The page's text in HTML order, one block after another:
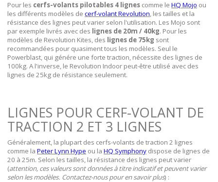
Pour les cerfs-volants pilotables 4 lignes comme le HQ Mojo ou
les différents modèles de cerf-volant Revolution, les tailles et la
résistance des lignes peut varier selon l'utilisation. Les Mojo sont
par exemple livrés avec des lignes de 20m / 40kg. Pour les
modèles de Revolution Kites, des lignes de 75kg sont
recommandées pour quasiment tous les modèles. Seul le
Powerblast, qui génére une forte traction, nécessite des lignes de
100kg. A l'inverse, le Revolution Indoor peut-être utilisé avec des
lignes de 25kg de résistance seulement.
LIGNES POUR CERF-VOLANT DE
TRACTION 2 ET 3 LIGNES
Généralement, la plupart des cerfs-volants de traction 2 lignes
comme la Peter Lynn Hype ou la HQ Symphony dispose de lignes de
20 à 25m. Selon les tailles, la résistance des lignes peut varier
(attention, ces valeurs sont données à titre indicatif et peuvent varier
selon les modèles. Contactez-nous pour en savoir plus) :